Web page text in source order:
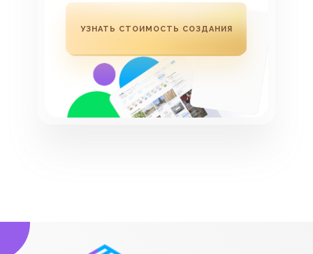
УЗНАТЬ СТОИМОСТЬ СОЗДАНИЯ